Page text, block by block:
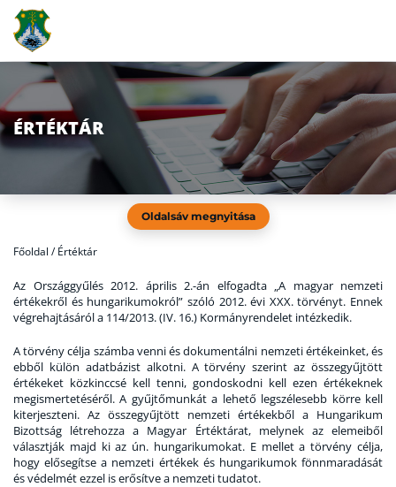
ÉRTÉKTÁR
Oldalsáv megnyitása
Főoldal / Értéktár
Az Országgyűlés 2012. április 2.-án elfogadta „A magyar nemzeti
értékekről és hungarikumokról” szóló 2012. évi XXX. törvényt. Ennek
végrehajtásáról a 114/2013. (IV. 16.) Kormányrendelet intézkedik.
A törvény célja számba venni és dokumentálni nemzeti értékeinket, és
ebből külön adatbázist alkotni. A törvény szerint az összegyűjtött
értékeket közkinccsé kell tenni, gondoskodni kell ezen értékeknek
megismertetéséről. A gyűjtőmunkát a lehető legszélesebb körre kell
kiterjeszteni. Az összegyűjtött nemzeti értékekből a Hungarikum
Bizottság létrehozza a Magyar Értéktárat, melynek az elemeiből
választják majd ki az ún. hungarikumokat. E mellet a törvény célja,
hogy elősegítse a nemzeti értékek és hungarikumok fönnmaradását
és védelmét ezzel is erősítve a nemzeti tudatot.